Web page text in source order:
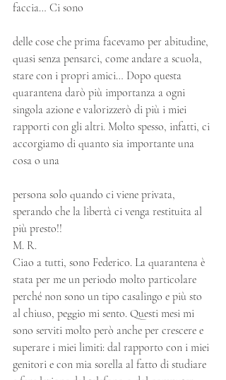
faccia… Ci sono
delle cose che prima facevamo per abitudine,
quasi senza pensarci, come andare a scuola,
stare con i propri amici… Dopo questa
quarantena darò più importanza a ogni
singola azione e valorizzerò di più i miei
rapporti con gli altri. Molto spesso, infatti, ci
accorgiamo di quanto sia importante una
cosa o una
persona solo quando ci viene privata,
sperando che la libertà ci venga restituita al
più presto!!
M. R.
Ciao a tutti, sono Federico. La quarantena è
stata per me un periodo molto particolare
perché non sono un tipo casalingo e più sto
al chiuso, peggio mi sento. Questi mesi mi
sono serviti molto però anche per crescere e
superare i miei limiti: dal rapporto con i miei
genitori e con mia sorella al fatto di studiare